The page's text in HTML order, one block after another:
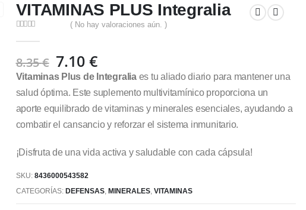
VITAMINAS PLUS Integralia
( No hay valoraciones aún. )
8.35€ El
precio
original
era:
8.35 €.
7.10 €El
precio
actual
es:
7.10 €.
Vitaminas Plus de Integraliaes tu aliado diario para mantener una
salud óptima. Este suplemento multivitamínico proporciona un
aporte equilibrado de vitaminas y minerales esenciales, ayudando a
combatir el cansancio y reforzar el sistema inmunitario.
¡Disfruta de una vida activa y saludable con cada cápsula!
SKU: 8436000543582
CATEGORÍAS: DEFENSAS, MINERALES, VITAMINAS